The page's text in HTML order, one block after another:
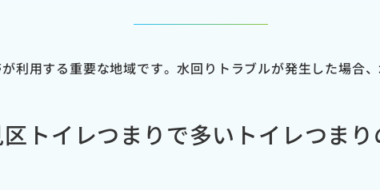
利用する重要な地域です。水回りトラブルが発生した場合
トイレつまりで多いトイレつまり